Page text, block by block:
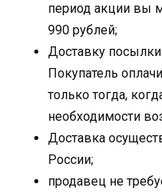
период акции вы
990 рублей;
Доставку
Покупатель
только тогда,
необходимости
Доставка
России;
продавец не